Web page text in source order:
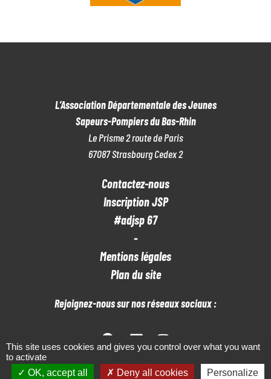
ACCÈS
L’Association Départementale des Jeunes
Sapeurs-Pompiers du Bas-Rhin
Le Prisme 2 route de Paris
67087 Strasbourg Cedex 2
Contactez-nous
Inscription JSP
#adjsp 67
-
Mentions légales
Plan du site
Rejoignez-nous sur nos réseaux sociaux :
This site uses cookies and gives you control over what you want
to activate
OK, accept all
Deny all cookies Personalize